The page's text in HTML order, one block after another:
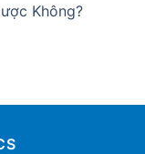
Không?